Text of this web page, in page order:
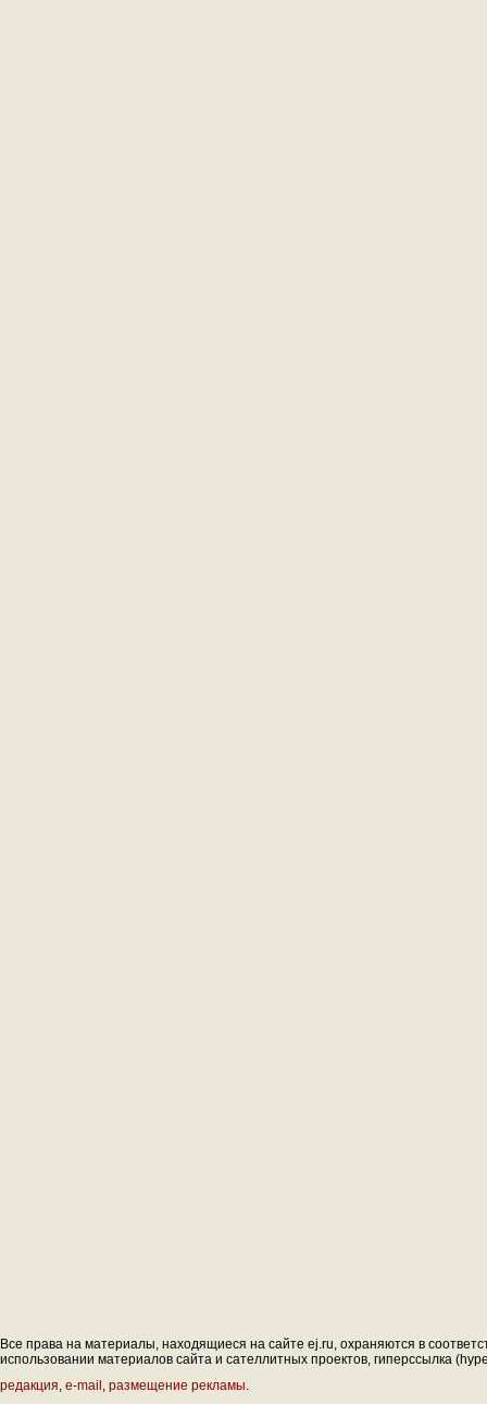
Все права на материалы, находящиеся на сайте ej.ru, охраняются в
использовании материалов сайта и сателлитных проектов, гиперссылка
редакция, e-mail , размещение рекламы.